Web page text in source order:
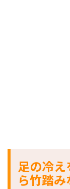
足の冷
ら竹踏